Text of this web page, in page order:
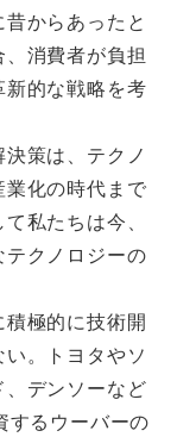
からあったと
消費者が負担
的な戦略を考
策は、テクノ
業化の時代まで
私たちは今、
クノロジーの
極的に技術開
。トヨタやソ
デンソーなど
するウーバーの